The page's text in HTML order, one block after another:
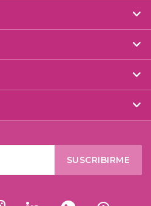
SUSCRIBIRME